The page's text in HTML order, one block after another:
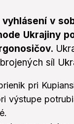
v
Ukrajiny
síl
pri
výstupe